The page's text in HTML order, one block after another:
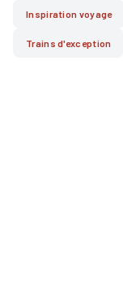
Inspiration voyage
Trains d'exception